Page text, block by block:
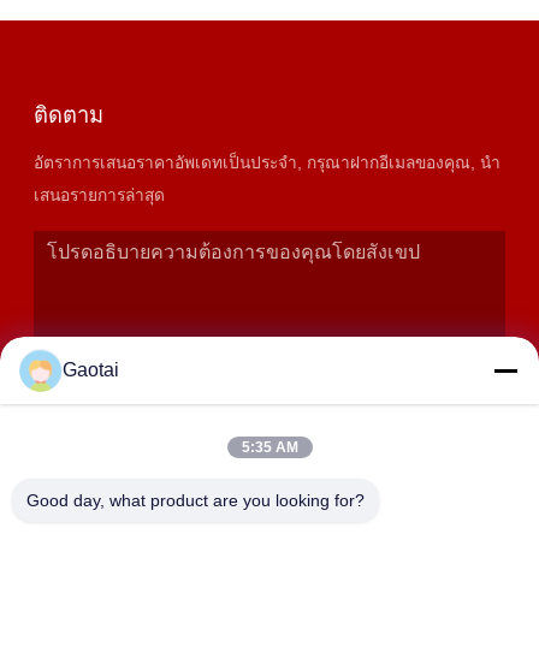
ติดตาม
อัตราการเสนอราคาอัพเดทเป็นประจํา, กรุณาฝากอีเมลของคุณ, นํา
เสนอรายการล่าสุด
Gaotai
5:35 AM
Good day, what product are you looking for?